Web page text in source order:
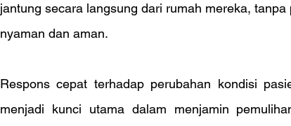
jantung secara langsung dari rumah mereka,
nyaman dan aman.
Respons cepat terhadap perubahan kondisi
menjadi kunci utama dalam menjamin